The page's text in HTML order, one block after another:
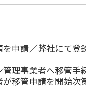
申請／弊社にて
理事業者へ移管手
移管申請を開始